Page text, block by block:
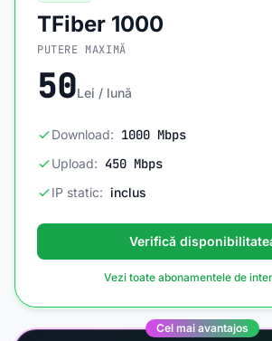
TFiber 1000
PUTERE MAXIMĂ
50Lei / lună
Download: 1000 Mbps
Upload: 450 Mbps
IP static: inclus
Verifică
Vezi toate abonamentele de
Cel mai avantajos